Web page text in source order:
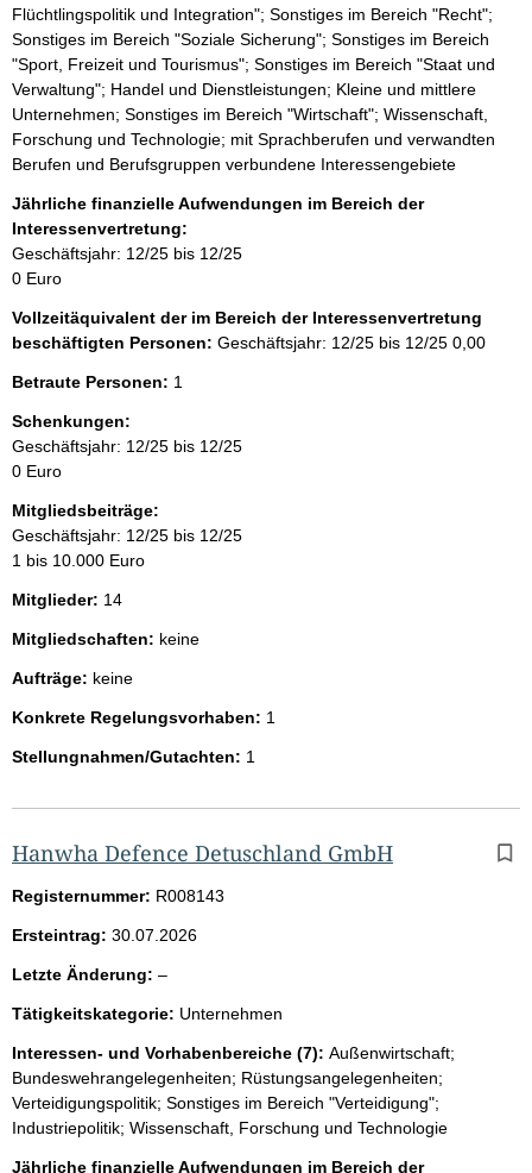
Flüchtlingspolitik und Integration"; Sonstiges im Bereich "Recht";
Sonstiges im Bereich "Soziale Sicherung"; Sonstiges im Bereich
"Sport, Freizeit und Tourismus"; Sonstiges im Bereich "Staat und
Verwaltung"; Handel und Dienstleistungen; Kleine und mittlere
Unternehmen; Sonstiges im Bereich "Wirtschaft"; Wissenschaft,
Forschung und Technologie; mit Sprachberufen und verwandten
Berufen und Berufsgruppen verbundene Interessengebiete
Jährliche finanzielle Aufwendungen im Bereich der
Interessenvertretung:
Geschäftsjahr: 12/25 bis 12/25
0 Euro
Vollzeitäquivalent der im Bereich der Interessenvertretung
beschäftigten Personen: Geschäftsjahr: 12/25 bis 12/25 0,00
Betraute Personen: 1
Schenkungen:
Geschäftsjahr: 12/25 bis 12/25
0 Euro
Mitgliedsbeiträge:
Geschäftsjahr: 12/25 bis 12/25
1 bis 10.000 Euro
Mitglieder: 14
Mitgliedschaften: keine
Aufträge: keine
Konkrete Regelungsvorhaben: 1
Stellungnahmen/Gutachten: 1
Hanwha Defence Detuschland GmbH
Registernummer: R008143
Ersteintrag: 30.07.2026
Letzte Änderung: –l
e
r
Tätigkeitskategorie: Unternehmen
Interessen- und Vorhabenbereiche (7): Außenwirtschaft;
Bundeswehrangelegenheiten; Rüstungsangelegenheiten;
Verteidigungspolitik; Sonstiges im Bereich "Verteidigung";
Industriepolitik; Wissenschaft, Forschung und Technologie
Jährliche finanzielle Aufwendungen im Bereich der